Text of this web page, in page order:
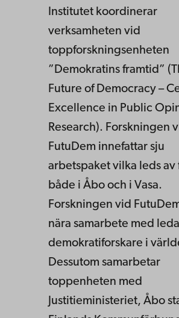
Institutet koordinerar
verksamheten vid
toppforskningsenheten
”Demokratins framtid”
Future of Democracy –
Excellence in Public
Research). Forskningen
FutuDem innefattar sju
arbetspaket vilka leds av
både i Åbo och i Vasa.
Forskningen vid
nära samarbete med
demokratiforskare i
Dessutom samarbetar
toppenheten med
Justitieministeriet, Åbo